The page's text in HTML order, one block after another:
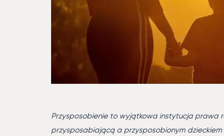
Przysposobienie to wyjątkowa instytucja prawa
przysposabiającą a przysposobionym dzieckiem